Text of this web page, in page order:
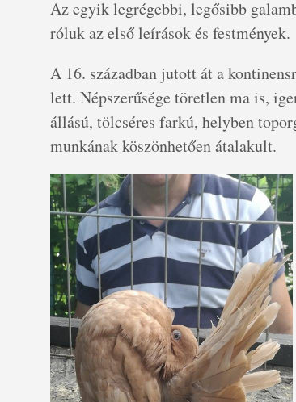
Az egyik legrégebbi, legősibb
róluk az első leírások és festmények.
A 16. században jutott át a
lett. Népszerűsége töretlen ma is,
állású, tölcséres farkú, helyben
munkának köszönhetően átalakult.